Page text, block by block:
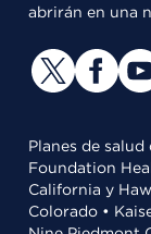
abrirán en una
Planes de
Foundation
California y
Colorado •